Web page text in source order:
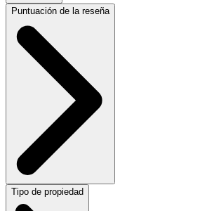
Puntuación de la reseña
Tipo de propiedad